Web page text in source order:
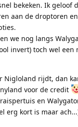
bekeken. Ik geloof
aan de droptoren
we nog langs
invert) toch wel een
Nigloland rijdt, dan
voor de credit
en
erg kort is maar